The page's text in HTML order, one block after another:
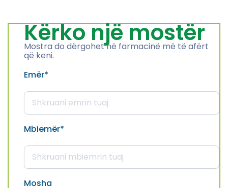
Farmaci Dite E Nate 8, Tiranë
Farmaci Dite E Nate 10, Tiranë
Farmaci Dite E Nate 13, Tiranë
Farmaci Dite E Nate 15, Tiranë
Kërko një mostër
Mostra do dërgohet në farmacinë më të afërt
që keni.
Emër*
Mbiemër*
Mosha